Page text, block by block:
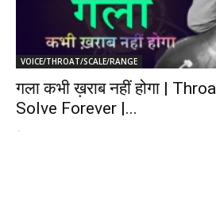
VOICE/THROAT/SCALE/RANGE
गला कभी ख़राब नहीं होगा |
Solve Forever |...
-